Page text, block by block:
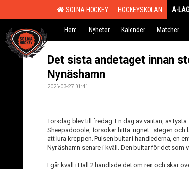
SOLNA HOCKEY HOCKEYSKOLAN A-LAG
Hem Nyheter Kalender Matcher
Det sista andetaget innan
Nynäshamn
2026-03-27 01:41
Torsdag blev till fredag. En dag av väntan, av
Sheepadooole, försöker hitta lugnet i stegen och
att lura kroppen. Pulsen bultar i handlederna, en
Nynäshamn senare i kväll. Den bultar för det som
I går kväll i Hall 2 handlade det om ren och skär